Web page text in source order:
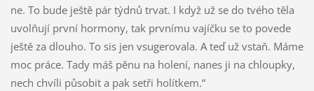
ne. To bude ještě pár týdnů trvat. I když už se do tvého těla
uvolňují první hormony, tak prvnímu vajíčku se to povede
ještě za dlouho. To sis jen vsugerovala. A teď už vstaň. Máme
moc práce. Tady máš pěnu na holení, nanes ji na chloupky,
nech chvíli působit a pak setři holítkem.“